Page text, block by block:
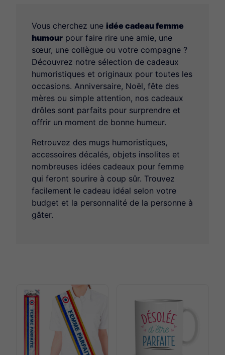
Idées cadeaux homme famille
Idées cadeaux homme copains & amis
Idées cadeaux pour enfant – Jeux créatifs & éducatifs
Idées cadeaux pour enfant personnalisées
Idées cadeaux pour enfant animaux
Idées cadeaux pour fille
Vous cherchez une idée cadeau femme
humourpour faire rire une amie, une
sœur, une collègue ou votre compagne ?
Découvrez notre sélection de cadeaux
humoristiques et originaux pour toutes les
occasions. Anniversaire, Noël, fête des
mères ou simple attention, nos cadeaux
drôles sont parfaits pour surprendre et
offrir un moment de bonne humeur.
Retrouvez des mugs humoristiques,
accessoires décalés, objets insolites et
nombreuses idées cadeaux pour femme
qui feront sourire à coup sûr. Trouvez
facilement le cadeau idéal selon votre
budget et la personnalité de la personne à
gâter.